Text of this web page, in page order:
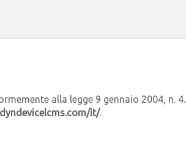
alla legge 9 gennaio 2004, n. 4.
it/.